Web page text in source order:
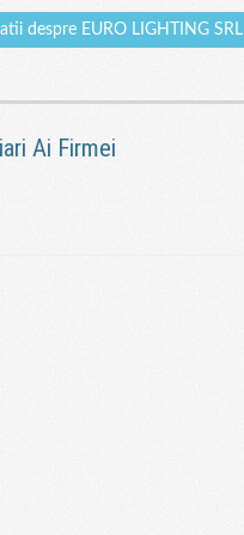
despre EURO LIGHTING SRL
Ai Firmei